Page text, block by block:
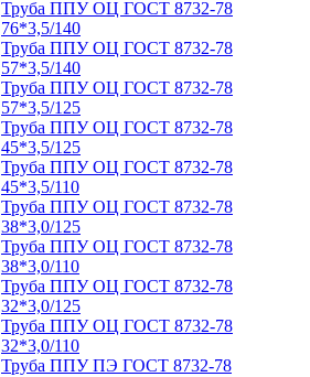
Труба ППУ ОЦ ГОСТ 8732-78
76*3,5/140
Труба ППУ ОЦ ГОСТ 8732-78
57*3,5/140
Труба ППУ ОЦ ГОСТ 8732-78
57*3,5/125
Труба ППУ ОЦ ГОСТ 8732-78
45*3,5/125
Труба ППУ ОЦ ГОСТ 8732-78
45*3,5/110
Труба ППУ ОЦ ГОСТ 8732-78
38*3,0/125
Труба ППУ ОЦ ГОСТ 8732-78
38*3,0/110
Труба ППУ ОЦ ГОСТ 8732-78
32*3,0/125
Труба ППУ ОЦ ГОСТ 8732-78
32*3,0/110
Труба ППУ ПЭ ГОСТ 8732-78